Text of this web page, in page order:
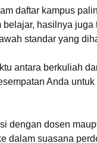
daftar kampus
hasilnya
standar yang
antara berkuliah
Anda
dengan dosen
dalam suasana